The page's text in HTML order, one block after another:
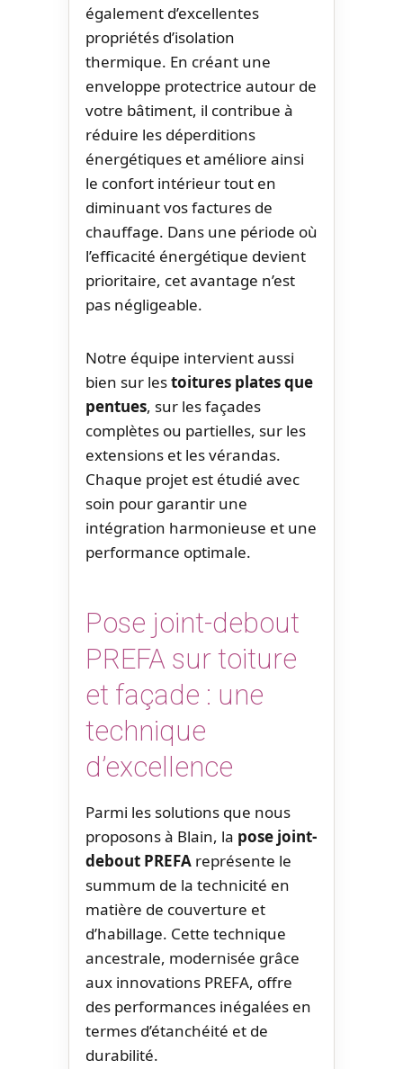
également d’excellentes
propriétés d’isolation
thermique. En créant une
enveloppe protectrice autour de
votre bâtiment, il contribue à
réduire les déperditions
énergétiques et améliore ainsi
le confort intérieur tout en
diminuant vos factures de
chauffage. Dans une période où
l’efficacité énergétique devient
prioritaire, cet avantage n’est
pas négligeable.
Notre équipe intervient aussi
bien sur lestoitures plates que
pentues, sur les façades
complètes ou partielles, sur les
extensions et les vérandas.
Chaque projet est étudié avec
soin pour garantir une
intégration harmonieuse et une
performance optimale.
Pose joint-debout
PREFA sur toiture
et façade : une
technique
d’excellence
Parmi les solutions que nous
proposons à Blain, la pose joint-
debout PREFA représente le
summum de la technicité en
matière de couverture et
d’habillage. Cette technique
ancestrale, modernisée grâce
aux innovations PREFA, offre
des performances inégalées en
termes d’étanchéité et de
durabilité.